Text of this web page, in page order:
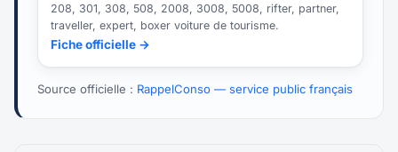
208, 301, 308, 508, 2008, 3008, 5008, rifter, partner,
traveller, expert, boxer voiture de tourisme.
Fiche officielle →
Source officielle : RappelConso — service public français